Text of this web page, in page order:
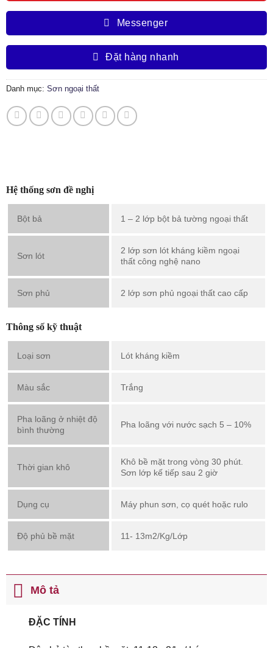
Messenger
Đặt hàng nhanh
Danh mục: Sơn ngoại thất
Mô tả
ĐẶC TÍNH
Hệ thống sơn đề nghị
Bột bả 1 – 2 lớp bột bả tường ngoại thất
Sơn lót
2 lớp sơn lót kháng kiềm ngoại
thất công nghệ nano
Sơn phủ 2 lớp sơn phủ ngoại thất cao cấp
Thông số kỹ thuật
Loại sơn Lót kháng kiềm
Màu sắc Trắng
Pha loãng ở nhiệt độ
bình thường
Pha loãng với nước sạch 5 – 10%
Thời gian khô
Khô bề mặt trong vòng 30 phút.
Sơn lớp kế tiếp sau 2 giờ
Dụng cụ Máy phun sơn, cọ quét hoặc rulo
Độ phủ bề mặt 11- 13m2/Kg/Lớp